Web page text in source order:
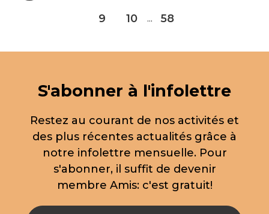
9 10 ... 58
S'abonner à l'infolettre
Restez au courant de nos activités et
des plus récentes actualités grâce à
notre infolettre mensuelle. Pour
s'abonner, il suffit de devenir
membre Amis: c'est gratuit!